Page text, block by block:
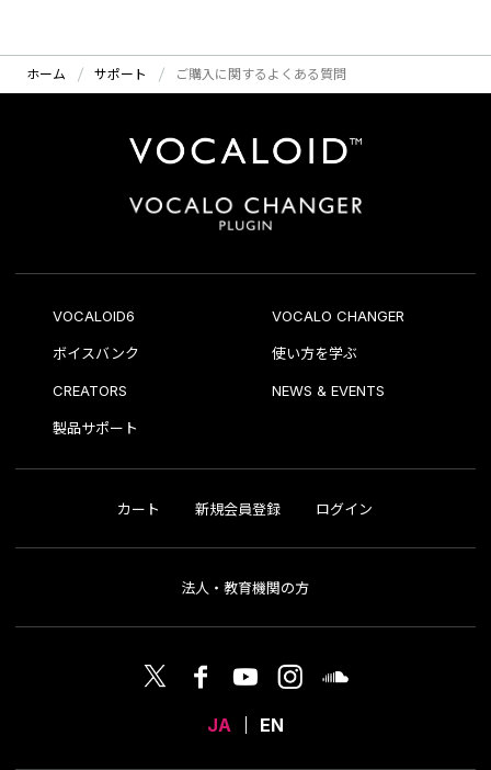
ホーム サポート ご購入に関するよくある質問
VOCALOID6 VOCALO CHANGER
ボイスバンク 使い方を学ぶ
CREATORS NEWS & EVENTS
製品サポート
カート 新規会員登録 ログイン
法人・教育機関の方
JA EN